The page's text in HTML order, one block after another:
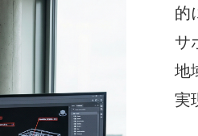
的
サ
地
実